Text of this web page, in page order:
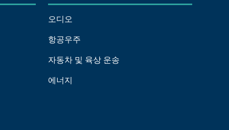
오디오
항공우주
자동차 및 육상 운송
에너지